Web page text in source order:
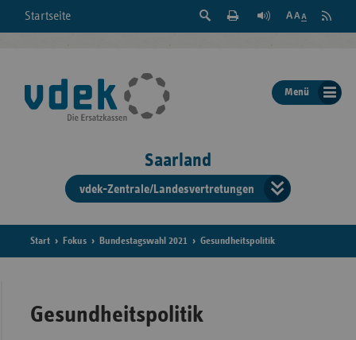
Startseite
Suche
der
Seite
Feed
Menü
Saarland
vdek-Zentrale/Landesvertretungen
der
Start Fokus Bundestagswahl 2021 Gesundheitspolitik
Gesundheitspolitik